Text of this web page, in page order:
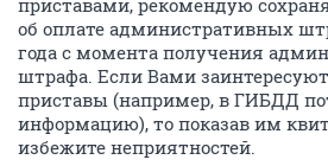
приставами, рекомендую
об оплате административных
года с момента получения
штрафа. Если Вами
приставы (например, в ГИБДД
информацию), то показав им
избежите неприятностей.